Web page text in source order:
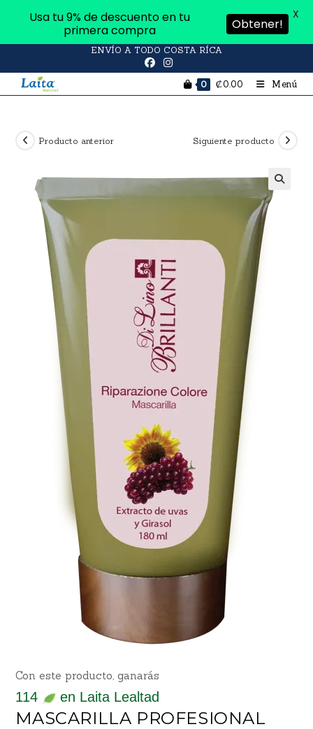
ENVÍO A TODO COSTA RÍCA
0 ₡0.00 Menú
Producto anterior Siguiente producto
Con este producto, ganarás
114 en Laita Lealtad
MASCARILLA PROFESIONAL
Usa tu 9% de descuento en tu
primera compra
Obtener!
X